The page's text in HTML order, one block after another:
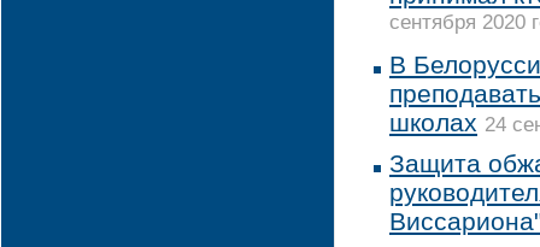
сентября 2020
В
школах 24
Защита